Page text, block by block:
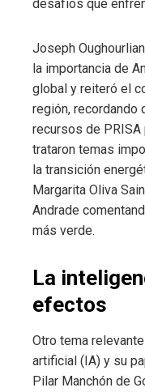
desafíos que
Joseph
la importancia de
global y reiteró el
región, recordando
recursos de PRISA
trataron temas
la transición
Margarita Oliva
Andrade
más verde.
La
efectos
Otro tema
artificial (IA) y su
Pilar Manchón de